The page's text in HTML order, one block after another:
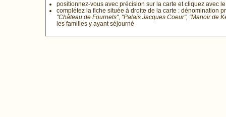
positionnez-vous avec précision sur la carte et cliquez avec
complétez la fiche située à droite de la carte : dénomination
"Château de Fournels", "Palais Jacques Coeur", "Manoir de
les familles y ayant séjourné